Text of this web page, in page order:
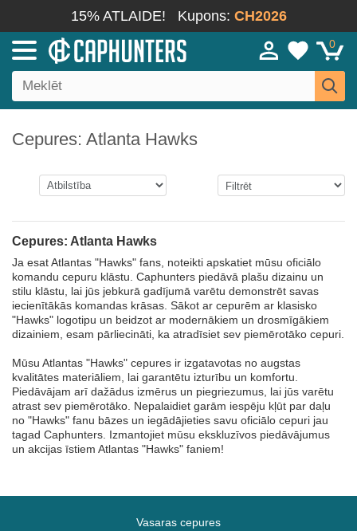
15% ATLAIDE! Kupons: CH2026
0
Cepures: Atlanta Hawks
Cepures: Atlanta Hawks
Ja esat Atlantas "Hawks" fans, noteikti apskatiet mūsu oficiālo
komandu cepuru klāstu. Caphunters piedāvā plašu dizainu un
stilu klāstu, lai jūs jebkurā gadījumā varētu demonstrēt savas
iecienītākās komandas krāsas. Sākot ar cepurēm ar klasisko
"Hawks" logotipu un beidzot ar modernākiem un drosmīgākiem
dizainiem, esam pārliecināti, ka atradīsiet sev piemērotāko cepuri.
Mūsu Atlantas "Hawks" cepures ir izgatavotas no augstas
kvalitātes materiāliem, lai garantētu izturību un komfortu.
Piedāvājam arī dažādus izmērus un piegriezumus, lai jūs varētu
atrast sev piemērotāko. Nepalaidiet garām iespēju kļūt par daļu
no "Hawks" fanu bāzes un iegādājieties savu oficiālo cepuri jau
tagad Caphunters. Izmantojiet mūsu ekskluzīvos piedāvājumus
un akcijas īstiem Atlantas "Hawks" faniem!
Vasaras cepures